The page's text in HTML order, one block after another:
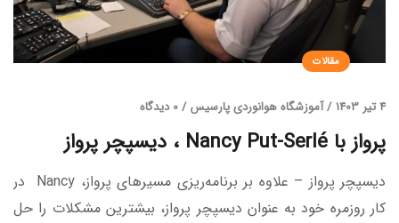
مقالات
4 تیر 1403 /آموزشگاه هوانوردی پارسیس /0 دیدگاه
پرواز با Nancy Put-Serlé ، دیسپچر پرواز
دیسپچر پرواز – علاوه بر برنامه‌ریزی مسیرهای پرواز، Nancy
در
کار روزمره خود به عنوان دیسپچر پرواز، بیشترین مشکلات را حل